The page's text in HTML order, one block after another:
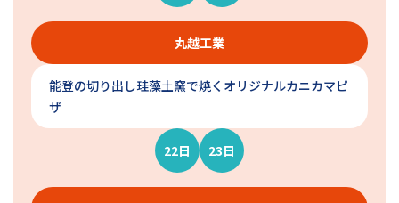
丸越工業
能登の切り出し珪藻土窯で焼くオリジナルカニカマピ
ザ
22日 23日